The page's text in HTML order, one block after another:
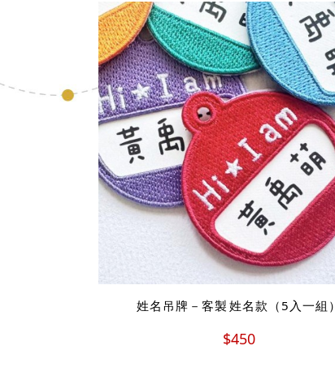
姓名吊牌－客製 姓名款（5入一組）
$450